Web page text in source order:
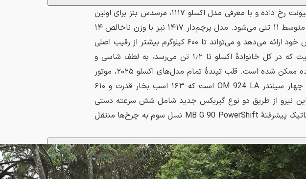
تحول اصلی در زیر پوست این کامیونت رخ داده و با معرفی مدل اکسلو ۱۱۱۷، مرسدس بنز برای اولین
بار وارد کلاس رقابتی کامیون‌های متوسط ۱۱ تنی می‌شود. مدل پرچم‌دار ۱۴۱۷ نیز با وزن ناخالص ۱۴
تن، بالاترین ظرفیت بار را در کلاس خود ارائه می‌دهد و می‌تواند تا ۶۰۰ کیلوگرم بیشتر از رقیب اصلی
خود حمل کند. این افزایش ظرفیت که در کل خانوادهٔ اکسلو تا ۱٫۲ تن می‌رسد، به لطف شاسی و
سیستم تعلیق کاملاً بازطراحی شده ممکن شده است. قلب تپندهٔ تمام مدل‌های اکسلو ۲۰۲۵، موتور
نام‌آشنا و قابل‌اعتماد ۴٫۸ لیتری چهار سیلندر OM 924 LA است که ۱۶۳ اسب بخار قدرت و ۶۱۰
این نیرو از طریق دو نوع گیربکس جدید شامل شش سرعته دستی
ساخت ایتون یا شش سرعته اتوماتیک پیشرفتهٔ MB G 90 PowerShift نسل سوم به چرخ‌ها منتقل